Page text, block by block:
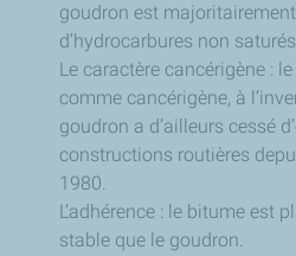
goudron est
d’hydrocarbures non
Le caractère cancérigène :
comme cancérigène, à
goudron a d’ailleurs cessé
constructions routières
1980.
L’adhérence : le bitume est
stable que le goudron.